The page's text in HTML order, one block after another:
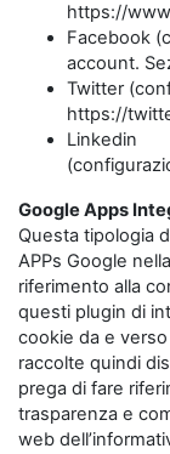
https://
Facebook
account.
Twitter
https://
Linkedin
Google Apps
Questa tipologia
APPs Google
riferimento alla
questi plugin di
cookie da e
raccolte quindi
prega di fare
trasparenza e
web